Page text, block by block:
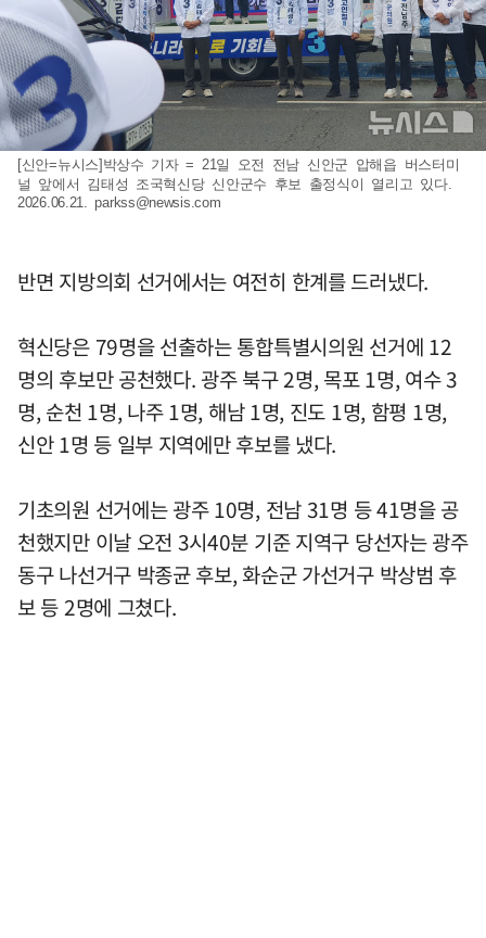
[신안=뉴시스]박상수 기자 = 21일 오전 전남 신안군 압해읍 버스터미
널 앞에서 김태성 조국혁신당 신안군수 후보 출정식이 열리고 있다.
2026.06.21.parkss@newsis.com
반면 지방의회 선거에서는 여전히 한계를 드러냈다.
혁신당은 79명을 선출하는 통합특별시의원 선거에 12
명의 후보만 공천했다. 광주 북구 2명, 목포 1명, 여수 3
명, 순천 1명, 나주 1명, 해남 1명, 진도 1명, 함평 1명,
신안 1명 등 일부 지역에만 후보를 냈다.
기초의원 선거에는 광주 10명, 전남 31명 등 41명을 공
천했지만 이날 오전 3시40분 기준 지역구 당선자는 광주
동구 나선거구 박종균 후보, 화순군 가선거구 박상범 후
보 등 2명에 그쳤다.